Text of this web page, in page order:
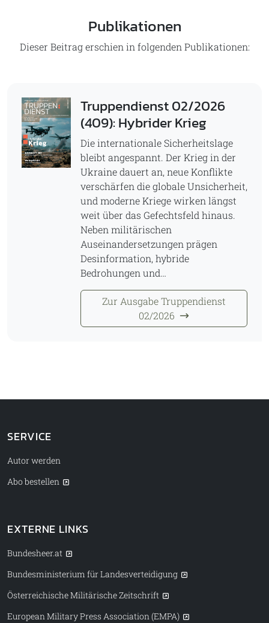
Publikationen
Dieser Beitrag erschien in folgenden Publikationen:
Truppendienst 02/2026
(409): Hybrider Krieg
Die internationale Sicherheitslage
bleibt angespannt. Der Krieg in der
Ukraine dauert an, neue Konflikte
verschärfen die globale Unsicherheit,
und moderne Kriege wirken längst
weit über das Gefechtsfeld hinaus.
Neben militärischen
Auseinandersetzungen prägen
Desinformation, hybride
Bedrohungen und…
Zur Ausgabe Truppendienst
02/2026
SERVICE
Autor werden
Abo bestellen
EXTERNE LINKS
Bundesheer.at
Bundesministerium für Landesverteidigung
Österreichische Militärische Zeitschrift
European Military Press Association (EMPA)